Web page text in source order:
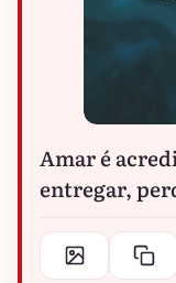
Amar é
entregar,